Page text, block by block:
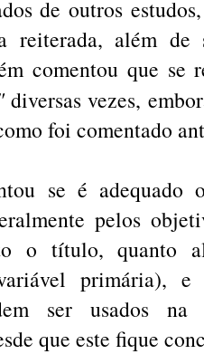
de outros
reiterada, além de
comentou que se
diversas vezes,
foi comentado
se é
pelos
o título, quanto
primária),
ser usados
que este fique